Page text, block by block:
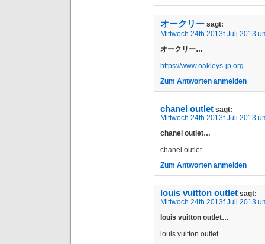
オークリー sagt:
Mittwoch 24th 2013f Juli 2013
オークリー…
https://www.oakleys-jp.org…
Zum Antworten anmelden
chanel outlet sagt:
Mittwoch 24th 2013f Juli 2013
chanel outlet…
chanel outlet…
Zum Antworten anmelden
louis vuitton outlet sagt:
Mittwoch 24th 2013f Juli 2013
louis vuitton outlet…
louis vuitton outlet…